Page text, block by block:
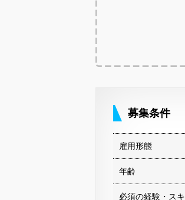
募集条件
雇用形態
年齢
必須の経験・スキ